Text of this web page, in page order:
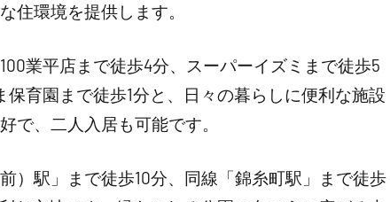
住環境を提供します。
業平店まで徒歩4分、スーパーイズミまで徒歩5
育園まで徒歩1分と、日々の暮らしに便利な施設
で、二人入居も可能です。
）駅」まで徒歩10分、同線「錦糸町駅」まで徒歩